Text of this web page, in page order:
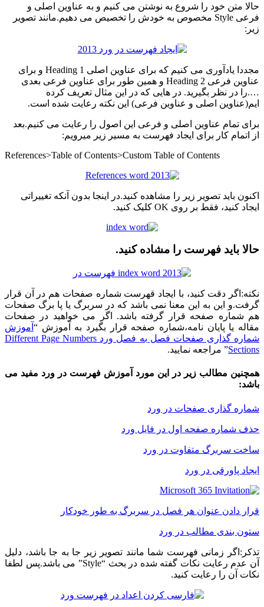
حالا متن خود را شروع به نوشتن می کنیم و به عناوین اصلی و
فرعی Style مخصوص به خودش را تخصیص می دهیم.مانند تصویر
زیر:
مجددا یادآوری می کنیم که برای عناوین اصلی Heading 1 و برای
عناوین فرعی Heading 2 و همین طور برای عناوین فرعی بعدی
….را در نظر بگیرید. در هایی که در این مثال تعریف کرده
ایم(عناوین اصلی و عناوین فرعی) این نکته رعایت شده است.
برای تمام عناوین اصلی و فرعی این اصول را رعایت می کنیم.بعد
از اتمام کار برای ایجاد فهرست به مسیر زیر میرویم:
References>Table of Contents>Custom Table of Contents
اکنون باید تصویر زیر را مشاهده کنید.در اینجا بدون آنکه تغییراتی
ایجاد کنید، فقط بر روی OK کلیک کنید.
حالا باید فهرست را مشاده کنید.
نکته:اگر دقت کنید، با ایجاد قهرست شماره صفحات هم در آن قرار
گرفت.و این به این معنا نمی باشد که در سربرگ یا پا برگ صفحات
هم شماره صفحه قرار گرفته باشد. اگر می خواهید در صفحات
مقاله یا پایان نامه،شماره صفحه قرار بگیرد به آموزش “ آموزش
شماره گذاری صفحات فصل به فصل ورد Different Page Numbers
Sections” مراجعه نمایید.
همچنین مطالب زیر در این مورد آموزش فهرست در ورد مفید می
باشد:
شماره گذاری صفحات در ورد
حذف شماره صفحه اول در فایل ورد
ساخت سربرگ متفاوت در ورد
ایجاد پاورقی در ورد
قرار دادن عنوان هر فصل در سربرگ به طور خودکار
ستون بندی مطالب در ورد
تذکر:اگر زمانی فهرست شما مانند تصویر زیر جا به جا باشد، دلیل
آن عدم رعایت نکات گفته شده در بحث “Style” می باشد.پس لطفا
نکات آن را رعایت کنید.